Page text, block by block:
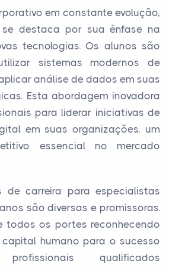
em constante evolução,
destaca por sua ênfase na
tecnologias. Os alunos são
sistemas modernos de
análise de dados em suas
Esta abordagem inovadora
para liderar iniciativas de
em suas organizações, um
essencial no mercado
de carreira para especialistas
são diversas e promissoras.
todos os portes reconhecendo
humano para o sucesso
profissionais qualificados